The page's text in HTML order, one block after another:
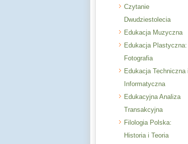
Czytanie
Dwudziestolecia
Edukacja Muzyczna
Edukacja Plastyczna:
Fotografia
Edukacja Techniczna i
Informatyczna
Edukacyjna Analiza
Transakcyjna
Filologia Polska:
Historia i Teoria